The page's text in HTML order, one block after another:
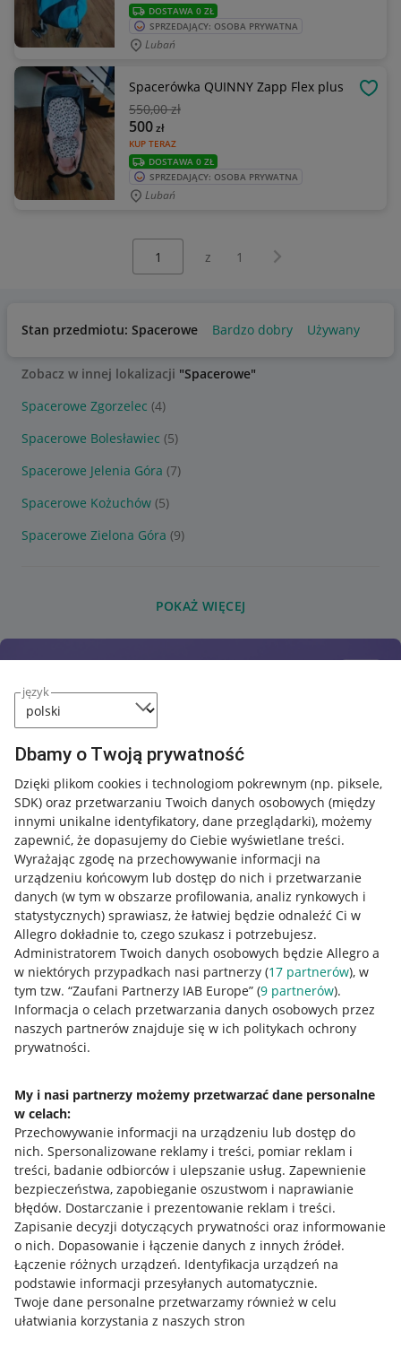
język
Dbamy o Twoją prywatność
Dzięki plikom cookies i technologiom pokrewnym (np. piksele,
SDK) oraz przetwarzaniu Twoich danych osobowych (między
innymi unikalne identyfikatory, dane przeglądarki), możemy
zapewnić, że dopasujemy do Ciebie wyświetlane treści.
Wyrażając zgodę na przechowywanie informacji na
urządzeniu końcowym lub dostęp do nich i przetwarzanie
danych (w tym w obszarze profilowania, analiz rynkowych i
statystycznych) sprawiasz, że łatwiej będzie odnaleźć Ci w
Allegro dokładnie to, czego szukasz i potrzebujesz.
Administratorem Twoich danych osobowych będzie Allegro a
w niektórych przypadkach nasi partnerzy (17 partnerów), w
tym tzw. “Zaufani Partnerzy IAB Europe” (9 partnerów).
Informacja o celach przetwarzania danych osobowych przez
naszych partnerów znajduje się w ich politykach ochrony
prywatności.
My i nasi partnerzy możemy przetwarzać dane personalne
w celach:
Przechowywanie informacji na urządzeniu lub dostęp do
nich. Spersonalizowane reklamy i treści, pomiar reklam i
treści, badanie odbiorców i ulepszanie usług. Zapewnienie
bezpieczeństwa, zapobieganie oszustwom i naprawianie
błędów. Dostarczanie i prezentowanie reklam i treści.
Zapisanie decyzji dotyczących prywatności oraz informowanie
o nich. Dopasowanie i łączenie danych z innych źródeł.
Łączenie różnych urządzeń. Identyfikacja urządzeń na
podstawie informacji przesyłanych automatycznie.
Twoje dane personalne przetwarzamy również w celu
ułatwiania korzystania z naszych stron
DOSTAWA 0 ZŁ
SPRZEDAJĄCY: OSOBA PRYWATNA
Lubań
Spacerówka QUINNY Zapp Flex plus
550,00 zł
KUP TERAZ
500zł
DOSTAWA 0 ZŁ
SPRZEDAJĄCY: OSOBA PRYWATNA
Lubań
z 1 Następna strona
Stan przedmiotu: Spacerowe Bardzo dobry Używany
Zobacz w innej lokalizacji "Spacerowe"
Spacerowe Zgorzelec (4)
Spacerowe Bolesławiec (5)
Spacerowe Jelenia Góra (7)
Spacerowe Kożuchów (5)
Spacerowe Zielona Góra (9)
POKAŻ WIĘCEJ
Przydatne informacje
Jak to działa
Allegro Gadane dla sprzedających
Allegro Gadane dla kupujących
Mapa miejscowości
Informacje prawne
Regulamin
Polityka plików "cookies"
Ustawienia plików "cookies"